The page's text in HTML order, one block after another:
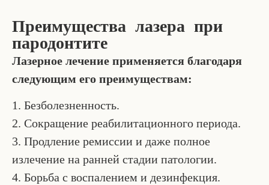
Преимущества лазера при
пародонтите
Лазерное лечение применяется благодаря
следующим его преимуществам:
1. Безболезненность.
2. Сокращение реабилитационного периода.
3. Продление ремиссии и даже полное
излечение на ранней стадии патологии.
4. Борьба с воспалением и дезинфекция.